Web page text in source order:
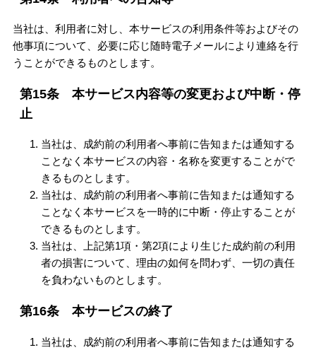
当社は、利用者に対し、本サービスの利用条件等およびその
他事項について、必要に応じ随時電子メールにより連絡を行
うことができるものとします。
第15条 本サービス内容等の変更および中断・停
止
当社は、成約前の利用者へ事前に告知または通知する
ことなく本サービスの内容・名称を変更することがで
きるものとします。
当社は、成約前の利用者へ事前に告知または通知する
ことなく本サービスを一時的に中断・停止することが
できるものとします。
当社は、上記第1項・第2項により生じた成約前の利用
者の損害について、理由の如何を問わず、一切の責任
を負わないものとします。
第16条 本サービスの終了
当社は、成約前の利用者へ事前に告知または通知する